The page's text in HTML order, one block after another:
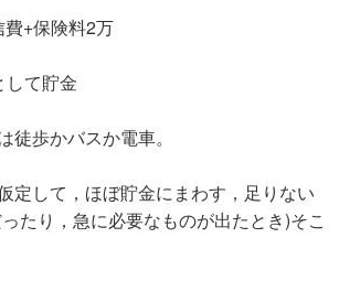
費+保険料2万
して貯金
徒歩かバスか電車。
定して，ほぼ貯金にまわす，足りない
たり，急に必要なものが出たとき)そこ